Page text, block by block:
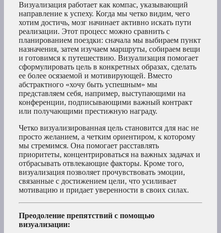
Визуализация работает как компас, указывающий
направление к успеху. Когда мы четко видим, чего
хотим достичь, мозг начинает активно искать пути
реализации. Этот процесс можно сравнить с
планированием поездки: сначала мы выбираем пункт
назначения, затем изучаем маршруты, собираем вещи
и готовимся к путешествию. Визуализация помогает
сформулировать цель в конкретных образах, сделать
ее более осязаемой и мотивирующей. Вместо
абстрактного «хочу быть успешным» мы
представляем себя, например, выступающими на
конференции, подписывающими важный контракт
или получающими престижную награду.
Четко визуализированная цель становится для нас не
просто желанием, а четким ориентиром, к которому
мы стремимся. Она помогает расставлять
приоритеты, концентрироваться на важных задачах и
отбрасывать отвлекающие факторы. Кроме того,
визуализация позволяет прочувствовать эмоции,
связанные с достижением цели, что усиливает
мотивацию и придает уверенности в своих силах.
Преодоление препятствий с помощью
визуализации: